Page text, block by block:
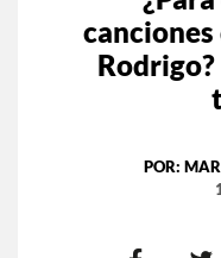
Rodrigo?
POR: